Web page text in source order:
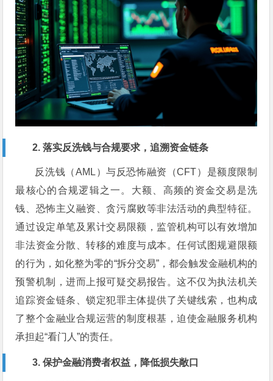
2. 落实反洗钱与合规要求，追溯资金链条
反洗钱（AML）与反恐怖融资（CFT）是额度限制
最核心的合规逻辑之一。大额、高频的资金交易是洗
钱、恐怖主义融资、贪污腐败等非法活动的典型特征。
通过设定单笔及累计交易限额，监管机构可以有效增加
非法资金分散、转移的难度与成本。任何试图规避限额
的行为，如化整为零的“拆分交易”，都会触发金融机构的
预警机制，进而上报可疑交易报告。这不仅为执法机关
追踪资金链条、锁定犯罪主体提供了关键线索，也构成
了整个金融业合规运营的制度根基，迫使金融服务机构
承担起“看门人”的责任。
3. 保护金融消费者权益，降低损失敞口